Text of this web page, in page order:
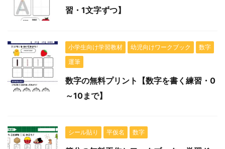
習・1文字ずつ】
小学生向け学習教材 幼児向けワークブック
数字
運筆
数字の無料プリント【数字を書く練習・0
～10まで】
シール貼り 平仮名 数字